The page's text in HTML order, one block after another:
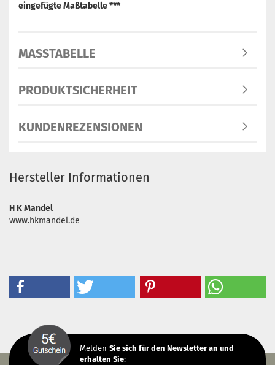
eingefügte Maßtabelle ***
MASSTABELLE
PRODUKTSICHERHEIT
KUNDENREZENSIONEN
Hersteller Informationen
H K Mandel
www.hkmandel.de
Melden Sie sich für den Newsletter an und
erhalten Sie: